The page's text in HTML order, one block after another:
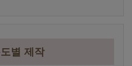
별 제작